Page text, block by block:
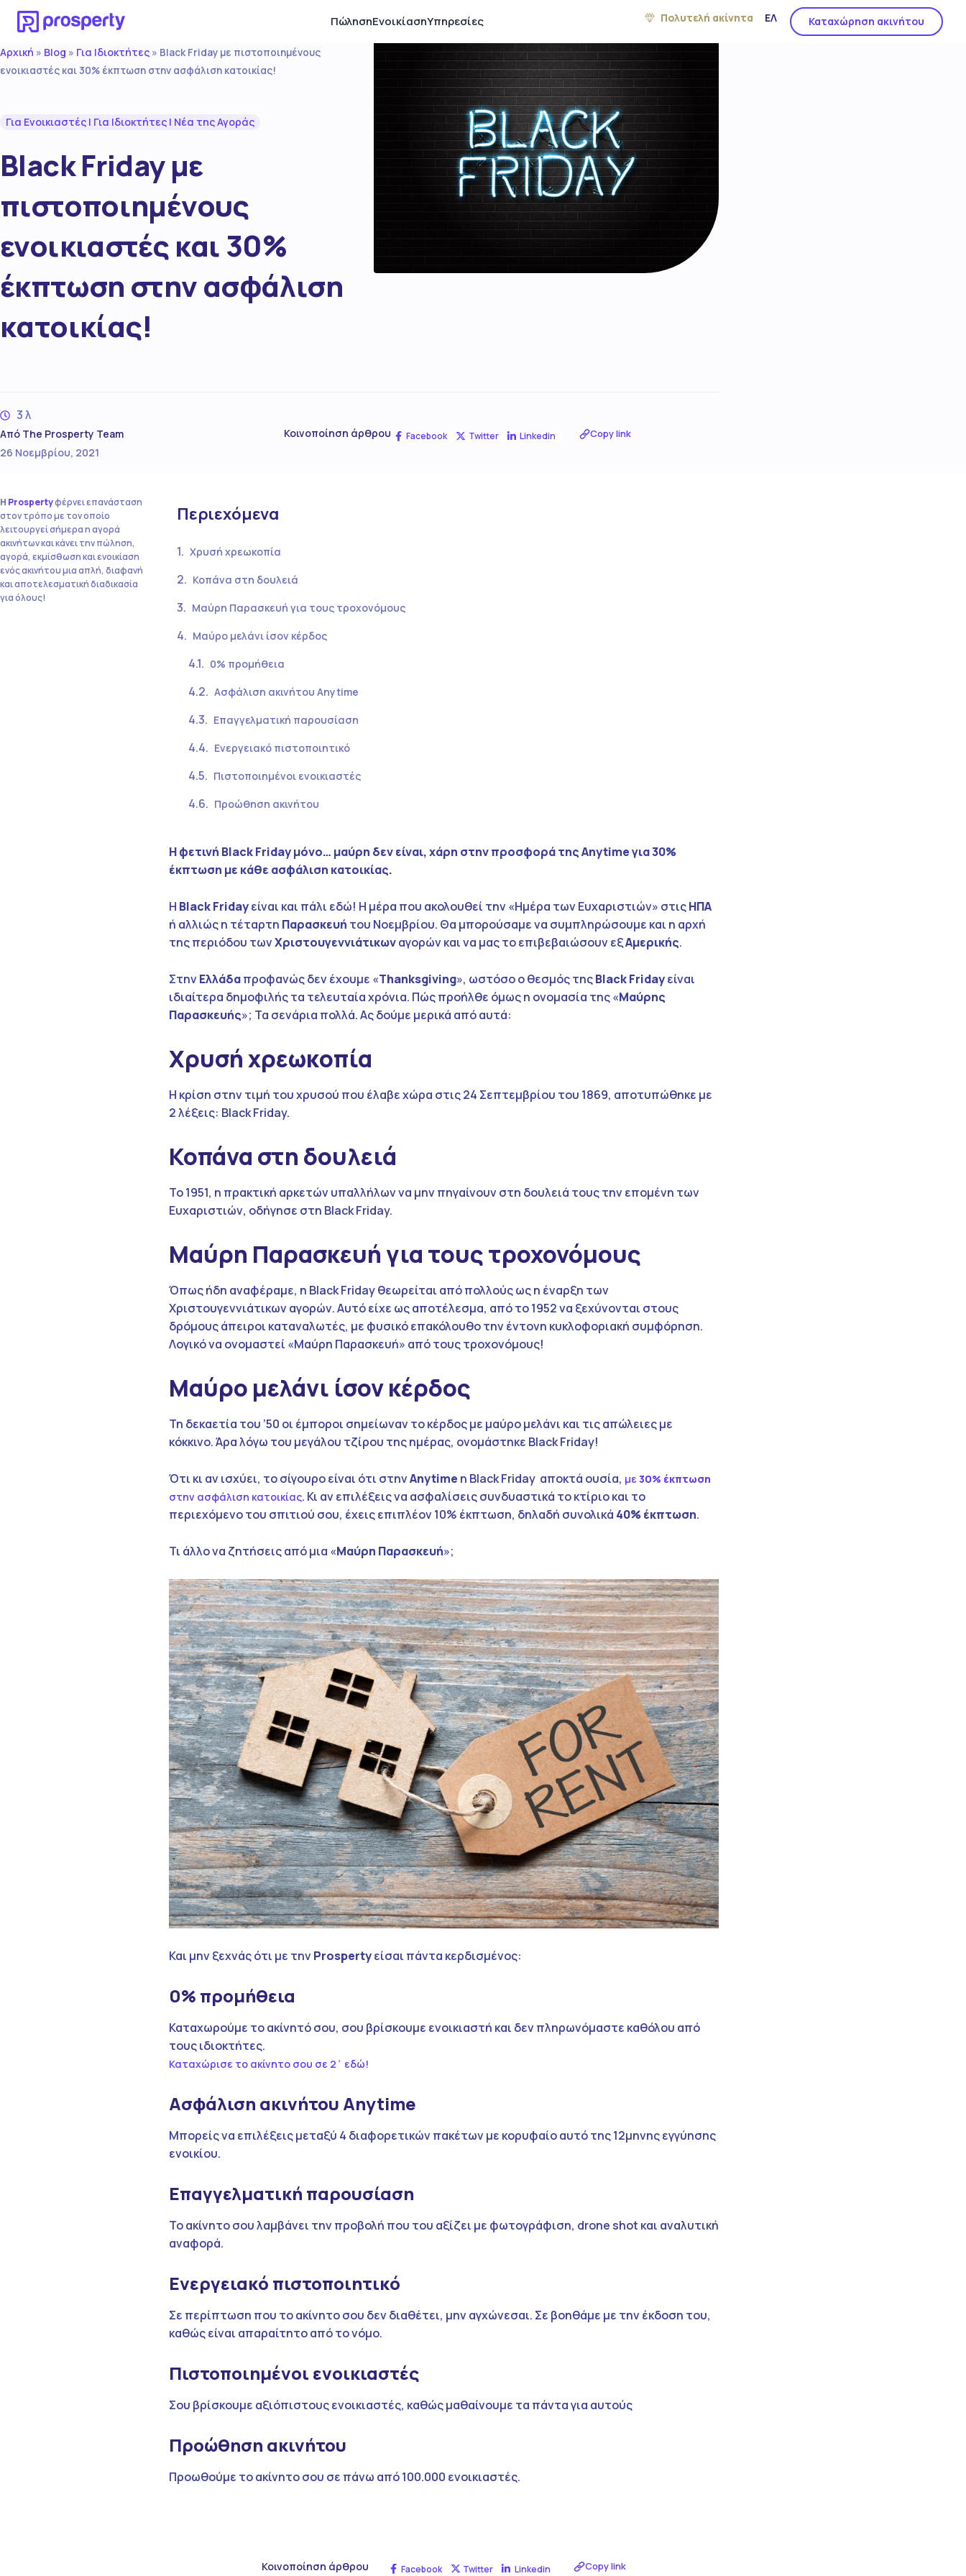
ΠώλησηΕνοικίασηΥπηρεσίες Πολυτελή ακίνητα ΕΛ Καταχώρηση ακινήτου
Αρχική » Blog » Για Ιδιοκτήτες » Black Friday με πιστοποιημένους
ενοικιαστές και 30% έκπτωση στην ασφάλιση κατοικίας!
Για Ενοικιαστές | Για Ιδιοκτήτες | Νέα της Αγοράς
Black Friday με
πιστοποιημένους
ενοικιαστές και 30%
έκπτωση στην ασφάλιση
κατοικίας!
3 λ
Από The Prosperty Team
26 Νοεμβρίου, 2021
Κοινοποίηση άρθρου Facebook Twitter Linkedin Copy link
Η Prospertyφέρνει επανάσταση
στον τρόπο με τον οποίο
λειτουργεί σήμερα η αγορά
ακινήτων και κάνει την πώληση,
αγορά, εκμίσθωση και ενοικίαση
ενός ακινήτου μια απλή, διαφανή
και αποτελεσματική διαδικασία
για όλους!
Περιεχόμενα
Χρυσή χρεωκοπία
Κοπάνα στη δουλειά
Μαύρη Παρασκευή για τους τροχονόμους
Μαύρο μελάνι ίσον κέρδος
0% προμήθεια
Ασφάλιση ακινήτου Anytime
Επαγγελματική παρουσίαση
Ενεργειακό πιστοποιητικό
Πιστοποιημένοι ενοικιαστές
Προώθηση ακινήτου
Η φετινή BlackFridayμόνο… μαύρη δεν είναι, χάρη στην προσφορά τηςAnytimeγια 30%
έκπτωση με κάθε ασφάλιση κατοικίας.
Η BlackFridayείναι και πάλι εδώ! Η μέρα που ακολουθεί την «Ημέρα των Ευχαριστιών» στιςΗΠΑ
ή αλλιώς η τέταρτη Παρασκευή του Νοεμβρίου. Θα μπορούσαμε να συμπληρώσουμε και η αρχή
της περιόδου τωνΧριστουγεννιάτικωναγορών και να μας το επιβεβαιώσουν εξΑμερικής.
Στην Ελλάδαπροφανώς δεν έχουμε «Thanksgiving», ωστόσο ο θεσμός τηςBlackFridayείναι
ιδιαίτερα δημοφιλής τα τελευταία χρόνια. Πώς προήλθε όμως η ονομασία της «Μαύρης
Παρασκευής»; Τα σενάρια πολλά. Ας δούμε μερικά από αυτά:
Χρυσή χρεωκοπία
Η κρίση στην τιμή του χρυσού που έλαβε χώρα στις 24 Σεπτεμβρίου του 1869, αποτυπώθηκε με
2 λέξεις: Black Friday.
Κοπάνα στη δουλειά
To 1951, η πρακτική αρκετών υπαλλήλων να μην πηγαίνουν στη δουλειά τους την επομένη των
Ευχαριστιών, οδήγησε στη Black Friday.
Μαύρη Παρασκευή για τους τροχονόμους
Όπως ήδη αναφέραμε, η Black Friday θεωρείται από πολλούς ως η έναρξη των
Χριστουγεννιάτικων αγορών. Αυτό είχε ως αποτέλεσμα, από το 1952 να ξεχύνονται στους
δρόμους άπειροι καταναλωτές, με φυσικό επακόλουθο την έντονη κυκλοφοριακή συμφόρηση.
Λογικό να ονομαστεί «Μαύρη Παρασκευή» από τους τροχονόμους!
Μαύρο μελάνι ίσον κέρδος
Τη δεκαετία του ’50 οι έμποροι σημείωναν το κέρδος με μαύρο μελάνι και τις απώλειες με
κόκκινο. Άρα λόγω του μεγάλου τζίρου της ημέρας, ονομάστηκε Black Friday!
Ότι κι αν ισχύει, το σίγουρο είναι ότι στηνAnytime η Black Friday αποκτά ουσία, με30% έκπτωση
στην ασφάλιση κατοικίας. Κι αν επιλέξεις να ασφαλίσεις συνδυαστικά το κτίριο και το
περιεχόμενο του σπιτιού σου, έχεις επιπλέον 10% έκπτωση, δηλαδή συνολικά 40% έκπτωση.
Τι άλλο να ζητήσεις από μια «Μαύρη Παρασκευή»;
Και μην ξεχνάς ότι με την Prospertyείσαι πάντα κερδισμένος:
0% προμήθεια
Καταχωρούμε το ακίνητό σου, σου βρίσκουμε ενοικιαστή και δεν πληρωνόμαστε καθόλου από
τους ιδιοκτήτες.
Καταχώρισε το ακίνητο σου σε 2΄ εδώ!
Ασφάλιση ακινήτου Anytime
Μπορείς να επιλέξεις μεταξύ 4 διαφορετικών πακέτων με κορυφαίο αυτό της 12μηνης εγγύησης
ενοικίου.
Επαγγελματική παρουσίαση
Το ακίνητο σου λαμβάνει την προβολή που του αξίζει με φωτογράφιση, drone shot και αναλυτική
αναφορά.
Ενεργειακό πιστοποιητικό
Σε περίπτωση που το ακίνητο σου δεν διαθέτει, μην αγχώνεσαι. Σε βοηθάμε με την έκδοση του,
καθώς είναι απαραίτητο από το νόμο.
Πιστοποιημένοι ενοικιαστές
Σου βρίσκουμε αξιόπιστους ενοικιαστές, καθώς μαθαίνουμε τα πάντα για αυτούς
Προώθηση ακινήτου
Προωθούμε το ακίνητο σου σε πάνω από 100.000 ενοικιαστές.
Κοινοποίηση άρθρου Facebook Twitter Linkedin Copy link